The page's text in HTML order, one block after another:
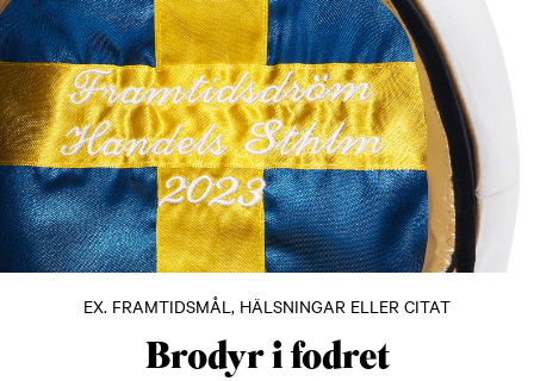
EX. FRAMTIDSMÅL, HÄLSNINGAR ELLER CITAT
Brodyr i fodret